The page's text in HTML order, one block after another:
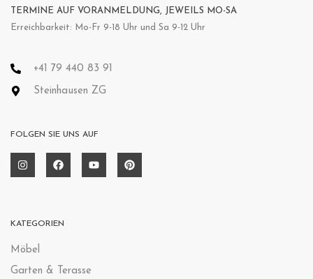
TERMINE AUF VORANMELDUNG, JEWEILS MO-SA
Erreichbarkeit: Mo-Fr 9-18 Uhr und Sa 9-12 Uhr
+41 79 440 83 91
Steinhausen ZG
FOLGEN SIE UNS AUF
KATEGORIEN
Möbel
Garten & Terasse